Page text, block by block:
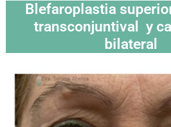
Blefaroplastia
transconjuntival y
bilateral